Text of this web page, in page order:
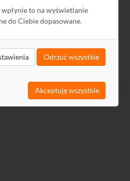
wpłynie to na wyświetlanie
do Ciebie dopasowane.
Odrzuć wszystkie
Akceptuję wszystkie